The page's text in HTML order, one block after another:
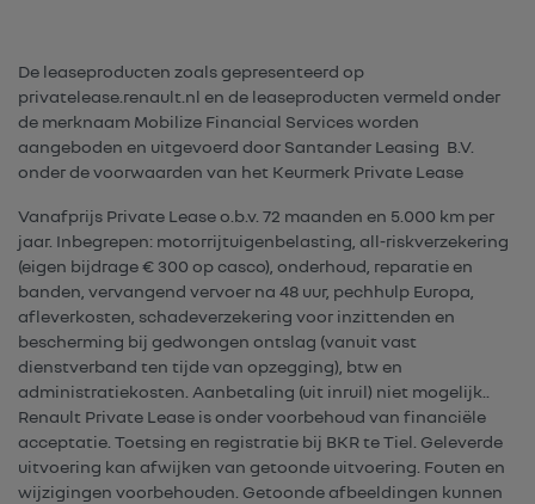
De leaseproducten zoals gepresenteerd op
privatelease.renault.nl en de leaseproducten vermeld onder
de merknaam Mobilize Financial Services worden
aangeboden en uitgevoerd door Santander Leasing B.V.
onder de voorwaarden van het Keurmerk Private Lease
Vanafprijs Private Lease o.b.v. 72 maanden en 5.000 km per
jaar. Inbegrepen: motorrijtuigenbelasting, all-riskverzekering
(eigen bijdrage € 300 op casco), onderhoud, reparatie en
banden, vervangend vervoer na 48 uur, pechhulp Europa,
afleverkosten, schadeverzekering voor inzittenden en
bescherming bij gedwongen ontslag (vanuit vast
dienstverband ten tijde van opzegging), btw en
administratiekosten. Aanbetaling (uit inruil) niet mogelijk..
Renault Private Lease is onder voorbehoud van financiële
acceptatie. Toetsing en registratie bij BKR te Tiel. Geleverde
uitvoering kan afwijken van getoonde uitvoering. Fouten en
wijzigingen voorbehouden. Getoonde afbeeldingen kunnen